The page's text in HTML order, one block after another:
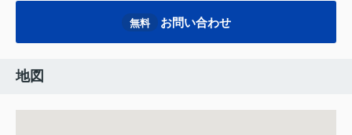
無料 お問い合わせ
地図